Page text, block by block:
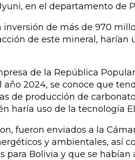
en el departamento de
de más de 970
de este mineral, harían
de la República
2024, se conoce que
de producción de
haría uso de la tecnología
fueron enviados a la
y ambientales, así
para Bolivia y que se